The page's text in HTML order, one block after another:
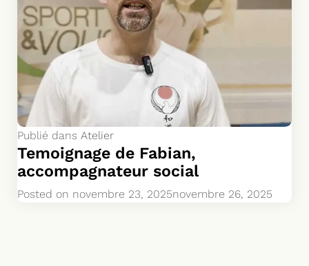
Publié dans Atelier
Temoignage de Fabian,
accompagnateur social
Posted on novembre 23, 2025novembre 26, 2025